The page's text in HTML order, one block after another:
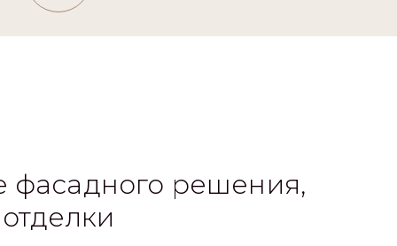
фасадного решения,